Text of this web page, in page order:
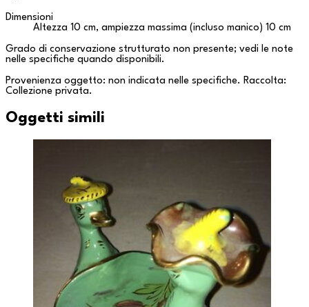
Dimensioni
Altezza 10 cm, ampiezza massima (incluso manico) 10 cm
Grado di conservazione strutturato non presente; vedi le note
nelle specifiche quando disponibili.
Provenienza oggetto: non indicata nelle specifiche. Raccolta:
Collezione privata.
Oggetti simili